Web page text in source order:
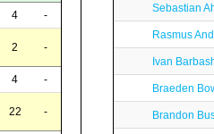
4
-
2 -
4
-
22 -
Sebastian
Rasmus
Ivan
Braeden
Brandon